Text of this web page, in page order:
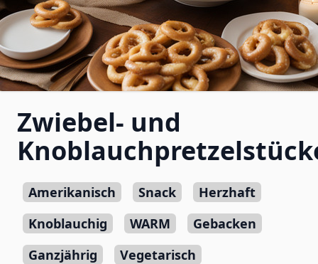
Zwiebel- und
Amerikanisch Snack
Herzhaft
Knoblauchig
WARM
Gebacken
Ganzjährig
Vegetarisch